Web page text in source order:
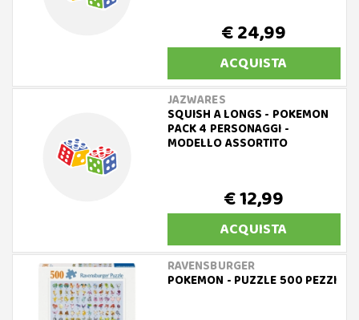
€ 24,99
ACQUISTA
JAZWARES
SQUISH A LONGS - POKEMON
PACK 4 PERSONAGGI -
MODELLO ASSORTITO
€ 12,99
ACQUISTA
RAVENSBURGER
POKEMON - PUZZLE 500 PEZZI